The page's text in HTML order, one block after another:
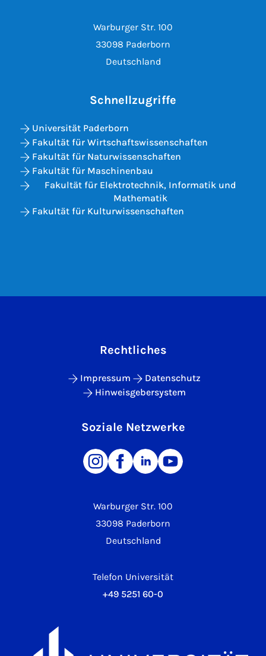
Warburger Str. 100
33098 Paderborn
Deutschland
Schnellzugriffe
Universität Paderborn
Fakultät für Wirtschaftswissenschaften
Fakultät für Naturwissenschaften
Fakultät für Maschinenbau
Fakultät für Elektrotechnik, Informatik und
Mathematik
Fakultät für Kulturwissenschaften
Warburger Str. 100
33098 Paderborn
Deutschland
Telefon Universität
+49 5251 60-0
Rechtliches
Impressum
Datenschutz
Hinweisgebersystem
Soziale Netzwerke